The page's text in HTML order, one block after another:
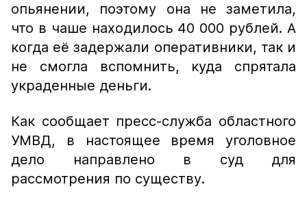
опьянении, поэтому она не заметила,
что в чаше находилось 40 000 рублей. А
когда её задержали оперативники, так и
не смогла вспомнить, куда спрятала
украденные деньги.
Как сообщает пресс-служба областного
УМВД, в настоящее время уголовное
дело направлено в суд для
рассмотрения по существу.